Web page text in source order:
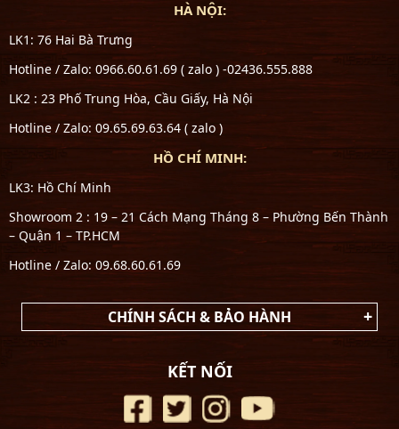
HÀ NỘI:
LK1: 76 Hai Bà Trưng
Hotline / Zalo: 0966.60.61.69 ( zalo ) -02436.555.888
LK2 : 23 Phố Trung Hòa, Cầu Giấy, Hà Nội
Hotline / Zalo: 09.65.69.63.64 ( zalo )
HỒ CHÍ MINH:
LK3: Hồ Chí Minh
Showroom 2 : 19 – 21 Cách Mạng Tháng 8 – Phường Bến Thành
– Quận 1 – TP.HCM
Hotline / Zalo: 09.68.60.61.69
CHÍNH SÁCH & BẢO HÀNH
KẾT NỐI